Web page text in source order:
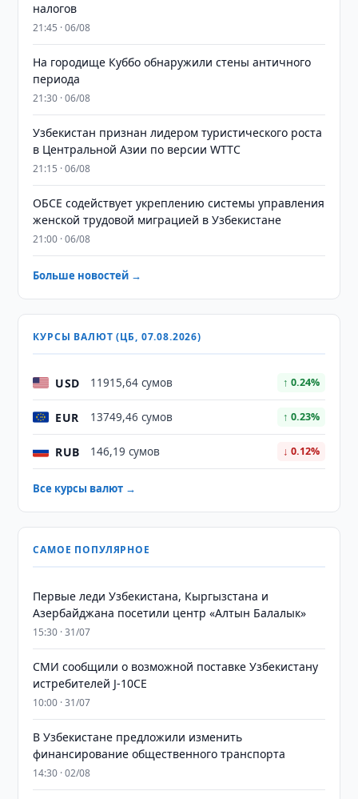
налогов
21:45 · 06/08
На городище Куббо обнаружили стены античного
периода
21:30 · 06/08
Узбекистан признан лидером туристического роста
в Центральной Азии по версии WTTC
21:15 · 06/08
ОБСЕ содействует укреплению системы управления
женской трудовой миграцией в Узбекистане
21:00 · 06/08
Больше новостей →
КУРСЫ ВАЛЮТ (ЦБ, 07.08.2026)
USD 11915,64 сумов ↑ 0.24%
EUR 13749,46 сумов ↑ 0.23%
RUB 146,19 сумов ↓ 0.12%
Все курсы валют →
САМОЕ ПОПУЛЯРНОЕ
Первые леди Узбекистана, Кыргызстана и
Азербайджана посетили центр «Алтын Балалык»
15:30 · 31/07
СМИ сообщили о возможной поставке Узбекистану
истребителей J-10CE
10:00 · 31/07
В Узбекистане предложили изменить
финансирование общественного транспорта
14:30 · 02/08